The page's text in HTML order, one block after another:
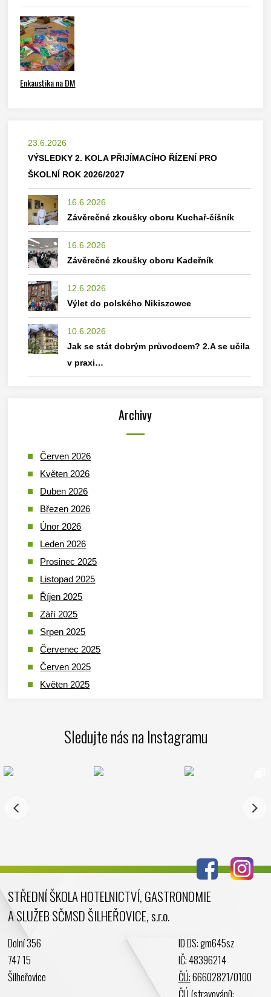
Enkaustika na DM
23.6.2026
VÝSLEDKY 2. KOLA PŘIJÍMACÍHO ŘÍZENÍ PRO
ŠKOLNÍ ROK 2026/2027
16.6.2026
Závěrečné zkoušky oboru Kuchař-číšník
16.6.2026
Závěrečné zkoušky oboru Kadeřník
12.6.2026
Výlet do polského Nikiszowce
10.6.2026
Jak se stát dobrým průvodcem? 2.A se učila
v praxi…
Archivy
Červen 2026
Květen 2026
Duben 2026
Březen 2026
Únor 2026
Leden 2026
Prosinec 2025
Listopad 2025
Říjen 2025
Září 2025
Srpen 2025
Červenec 2025
Červen 2025
Květen 2025
Leden 2025
Listopad 2024
Duben 2024
Březen 2024
Leden 2024
Listopad 2023
Sledujte nás na Instagramu
STŘEDNÍ ŠKOLA HOTELNICTVÍ, GASTRONOMIE
A SLUŽEB SČMSD ŠILHEŘOVICE, s.r.o.
Dolní 356
747 15
Šilheřovice
ID DS: gm645sz
IČ: 48396214
ČÚ:66602821/0100
ČÚ (stravování):